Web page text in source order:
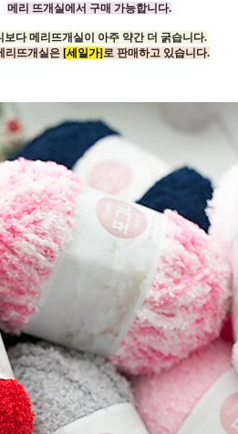
메리 뜨개실에서 구매 가능합니다.
보다 메리뜨개실이 아주 약간 더 굵습니다.
리뜨개실은 [세일가] 로 판매하고 있습니다.